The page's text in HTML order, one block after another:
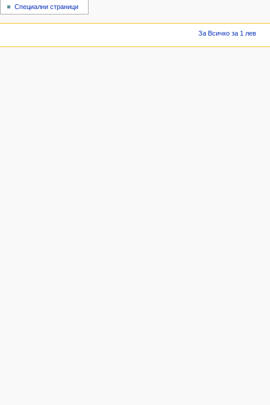
Специални страници
За Всичко за 1 лев